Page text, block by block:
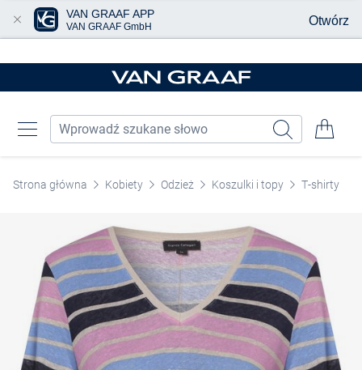
Strona główna Kobiety Odzież Koszulki i topy T-shirty
VAN GRAAF APP
VAN GRAAF GmbH Otwórz